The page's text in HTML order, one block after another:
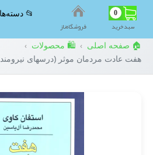
0
سبد‌خرید فروشگاه‌ناز
📂 دسته‌ها
🏠 صفحه اصلی › 🛍️ محصولات ›
هفت عادت مردمان موثر (درسهای